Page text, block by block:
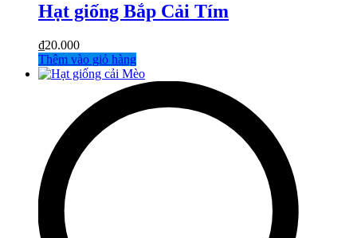
Hạt giống Bắp Cải Tím
₫20.000
Thêm vào giỏ hàng